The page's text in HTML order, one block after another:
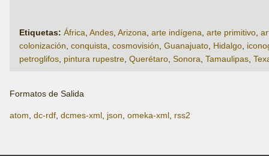
Etiquetas: África Andes Arizona arte indígena arte primitivo
colonización conquista cosmovisión Guanajuato Hidalgo
petroglifos pintura rupestre Querétaro Sonora Tamaulipas
Formatos de Salida
atom, dc-rdf, dcmes-xml, json, omeka-xml, rss2